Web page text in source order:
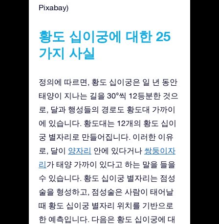
Pixabay)
황도 십이궁에 대한 25
가지 사실
정의에 따르면, 황도 십이궁은 일 년 동안
태양이 지나는 길을 30°씩 12등분한 것으
로, 달과 행성들의 경로도 황도대 가까이
에 있습니다. 황도대는 12개의 황도 십이
궁 별자리로 만들어집니다. 이러한 이유
로, 달이 양자리 안에 있다거나 쌍둥이자
리가 태양 가까이 있다고 하는 말을 들을
수 있습니다. 황도 십이궁 별자리는 점성
술을 형성하고, 점성술은 사람이 태어날
때 황도 십이궁 별자리 위치를 기반으로
한 예측입니다. 다음은 황도 십이궁에 대